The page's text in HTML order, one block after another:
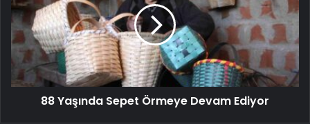
88 Yaşında Sepet Örmeye Devam Ediyor